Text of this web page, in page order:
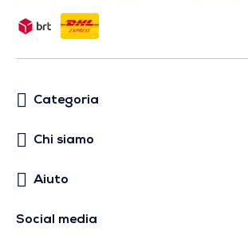
Categoria
Chi siamo
Aiuto
Social media